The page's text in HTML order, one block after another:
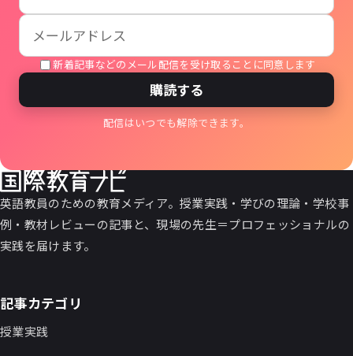
新着記事などのメール配信を受け取ることに同意します
購読する
配信はいつでも解除できます。
英語教員のための教育メディア。授業実践・学びの理論・学校事
例・教材レビューの記事と、現場の先生＝プロフェッショナルの
実践を届けます。
記事カテゴリ
授業実践